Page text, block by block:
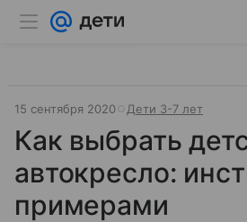
15 сентября 2020 Дети 3-7 лет
Как выбрать
автокресло:
примерами